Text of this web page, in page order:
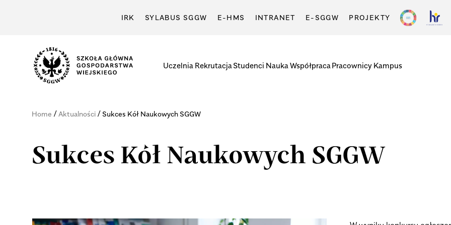
IRK SYLABUS SGGW E-HMS INTRANET E-SGGW PROJEKTY
Uczelnia Rekrutacja Studenci Nauka Współpraca Pracownicy Kampus
Home /Aktualności/ Sukces Kół Naukowych SGGW
Sukces Kół Naukowych SGGW